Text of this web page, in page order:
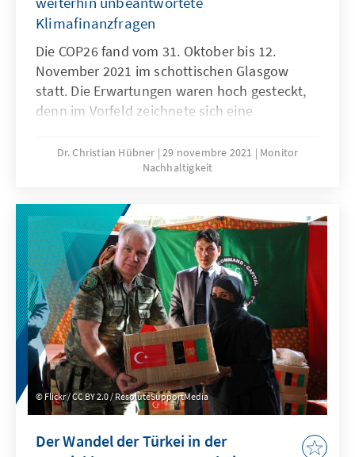
Klimafinanzfragen
Die COP26 fand vom 31. Oktober bis 12.
November 2021 im schottischen Glasgow
statt. Die Erwartungen waren hoch gesteckt,
denn im Vorfeld zeichnete sich eine
für den Klimawandel ab. Den Hintergrund
dafür bilden sichtbare Klimakatastrophen und
der Klimawissenschaften. Unser Monitor
Nachhaltigkeit analysiert die Ergebnisse der
COP26.
Dr. Christian Hübner 29 novembre 2021
Monitor
Nachhaltigkeit
Flickr / CC BY 2.0 / ResoluteSupportMedia
Der Wandel der Türkei in der